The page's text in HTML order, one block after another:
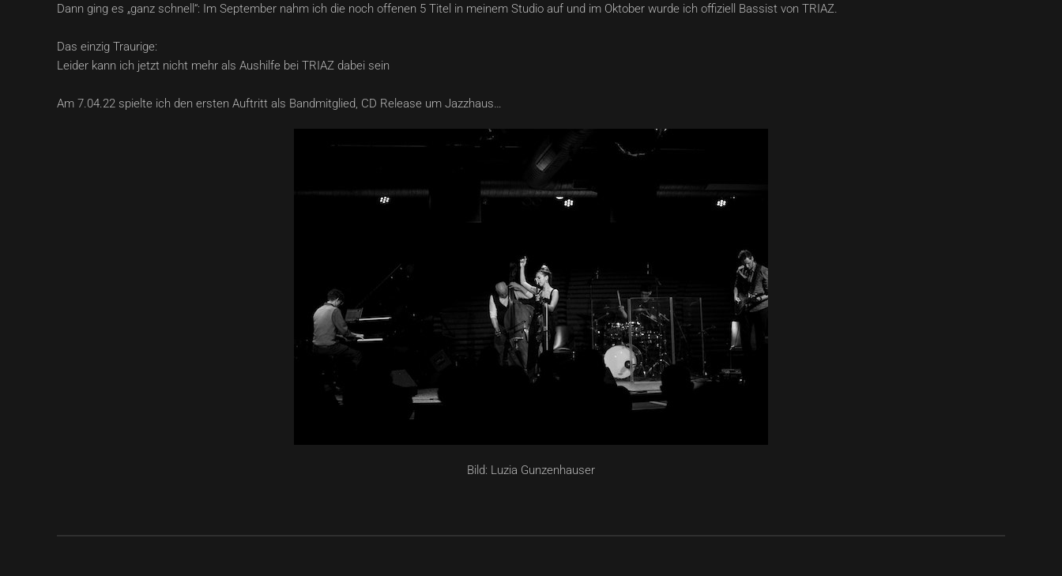
Dann ging es „ganz schnell“: Im September nahm ich die noch offenen 5 Titel in meinem Studio auf und im Oktober wurde ich offiziell Bassist von TRIAZ.
Das einzig Traurige:
Leider kann ich jetzt nicht mehr als Aushilfe bei TRIAZ dabei sein
Am 7.04.22 spielte ich den ersten Auftritt als Bandmitglied, CD Release um Jazzhaus…
Bild: Luzia Gunzenhauser